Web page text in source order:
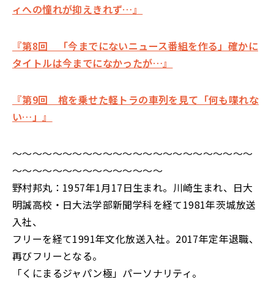
ィへの憧れが抑えきれず…』
『第8回 「今までにないニュース番組を作る」確かに
タイトルは今までになかったが…』
『第9回 棺を乗せた軽トラの車列を見て「何も喋れな
い…」』
～～～～～～～～～～～～～～～～～～～～～～～～
～～～～～～～～～～～～～～～
野村邦丸：1957年1月17日生まれ。川崎生まれ、日大
明誠高校・日大法学部新聞学科を経て1981年茨城放送
入社、
フリーを経て1991年文化放送入社。2017年定年退職、
再びフリーとなる。
「くにまるジャパン極」パーソナリティ。